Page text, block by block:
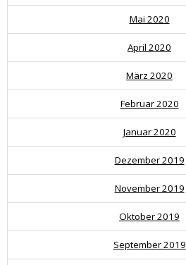
Mai 2020
April 2020
März 2020
Februar 2020
Januar 2020
Dezember 2019
November 2019
Oktober 2019
September 2019